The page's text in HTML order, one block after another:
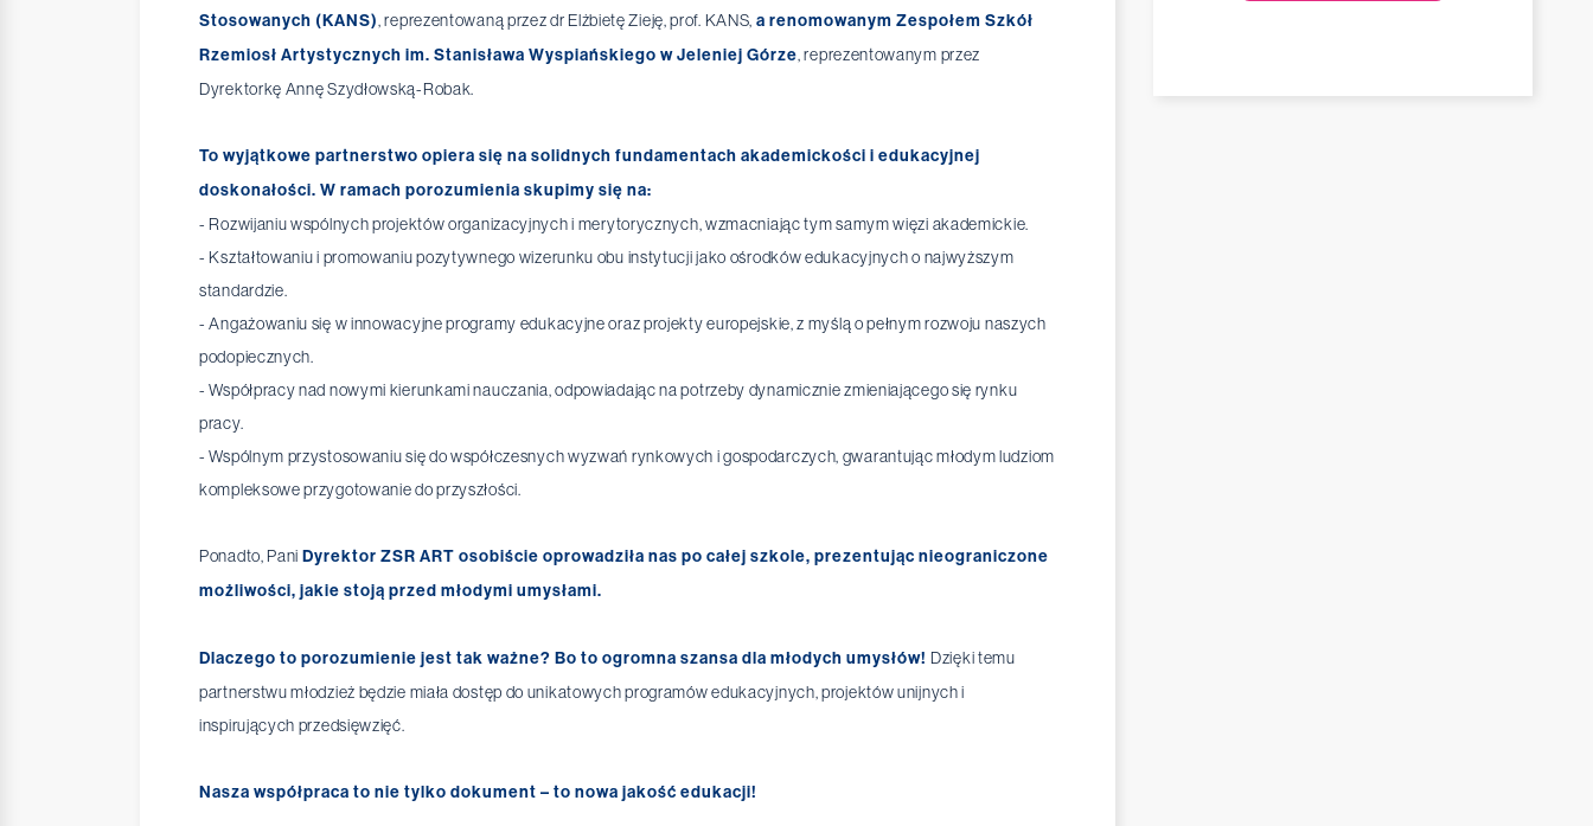
Stosowanych (KANS), reprezentowaną przez dr Elżbietę Zieję, prof. KANS, a renomowanym Zespołem Szkół
Rzemiosł Artystycznych im. Stanisława Wyspiańskiego w Jeleniej Górze, reprezentowanym przez
Dyrektorkę Annę Szydłowską-Robak.
To wyjątkowe partnerstwo opiera się na solidnych fundamentach akademickości i edukacyjnej
doskonałości. W ramach porozumienia skupimy się na:
- Rozwijaniu wspólnych projektów organizacyjnych i merytorycznych, wzmacniając tym samym więzi akademickie.
- Kształtowaniu i promowaniu pozytywnego wizerunku obu instytucji jako ośrodków edukacyjnych o najwyższym
standardzie.
- Angażowaniu się w innowacyjne programy edukacyjne oraz projekty europejskie, z myślą o pełnym rozwoju naszych
podopiecznych.
- Współpracy nad nowymi kierunkami nauczania, odpowiadając na potrzeby dynamicznie zmieniającego się rynku
pracy.
- Wspólnym przystosowaniu się do współczesnych wyzwań rynkowych i gospodarczych, gwarantując młodym ludziom
kompleksowe przygotowanie do przyszłości.
Ponadto, Pani Dyrektor ZSR ART osobiście oprowadziła nas po całej szkole, prezentując nieograniczone
możliwości, jakie stoją przed młodymi umysłami.
Dlaczego to porozumienie jest tak ważne? Bo to ogromna szansa dla młodych umysłów! Dzięki temu
partnerstwu młodzież będzie miała dostęp do unikatowych programów edukacyjnych, projektów unijnych i
inspirujących przedsięwzięć.
Nasza współpraca to nie tylko dokument – to nowa jakość edukacji!